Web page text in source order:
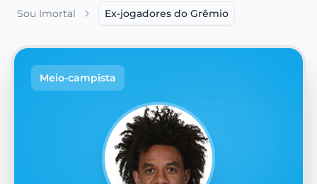
Sou Imortal Ex-jogadores do Grêmio
Meio-campista